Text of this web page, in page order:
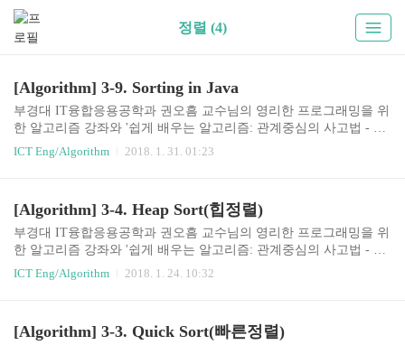
정렬 (4)
[Algorithm] 3-9. Sorting in Java
부경대 IT융합응용공학과 권오흠 교수님의 영리한 프로그래밍을 위
한 알고리즘 강좌와 '쉽게 배우는 알고리즘: 관계중심의 사고법 - 문
병로'등을 통한 알고리즘 학습 강좌 링크3-9. Sorting in Java일반적으
로 정렬은 가장 기본적인 알고리즘이기 때문에, 대부분의 프로그래
고 볼 수 있다.Java에서의 sorting을 알아본다. 기본 타입 데이터의 정
렬Arrays 클래스가 primitive 타입 데이터를 위한 정렬 메소드를 제공
한다. int[] data = new int[capacity]; ​ //data[0]에서 data[capacity-1]까지
ICT Eng/Algorithm 2018. 1. 31. 01:23
[Algorithm] 3-4. Heap Sort(힙정렬)
부경대 IT융합응용공학과 권오흠 교수님의 영리한 프로그래밍을 위
한 알고리즘 강좌와 '쉽게 배우는 알고리즘: 관계중심의 사고법 - 문
병로'등을 통한 알고리즘 학습 강좌 링크3-4. 힙 정렬(Heap Sort)Heap
과 Heap sort최악의 경우 시간복잡도 O(nlogn)Sorts in place - 추가 배
를 가지면서, merge sort처럼 추가적인 배열이 필요하지 않기 때문에
ICT Eng/Algorithm 2018. 1. 24. 10:32
[Algorithm] 3-3. Quick Sort(빠른정렬)